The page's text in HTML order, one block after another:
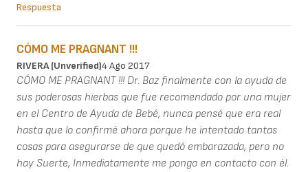
Respuesta
CÓMO ME PRAGNANT !!!
RIVERA (unverified)4 Ago 2017
CÓMO ME PRAGNANT !!! Dr. Baz finalmente con la ayuda de
sus poderosas hierbas que fue recomendado por una mujer
en el Centro de Ayuda de Bebé, nunca pensé que era real
hasta que lo confirmé ahora porque he intentado tantas
cosas para asegurarse de que quedó embarazada, pero no
hay Suerte, Inmediatamente me pongo en contacto con él.